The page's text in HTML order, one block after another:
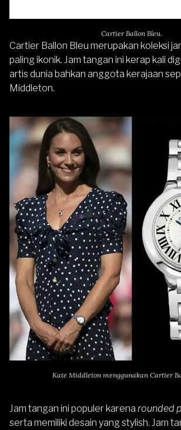
Cartier Ballon Bleu.
Cartier Ballon Bleu merupakan koleksi
paling ikonik. Jam tangan ini kerap kali
artis dunia bahkan anggota kerajaan
Middleton.
Kate Middleton menggunakan Cartier
Jam tangan ini populer karena rounded
serta memiliki desain yang stylish. Jam